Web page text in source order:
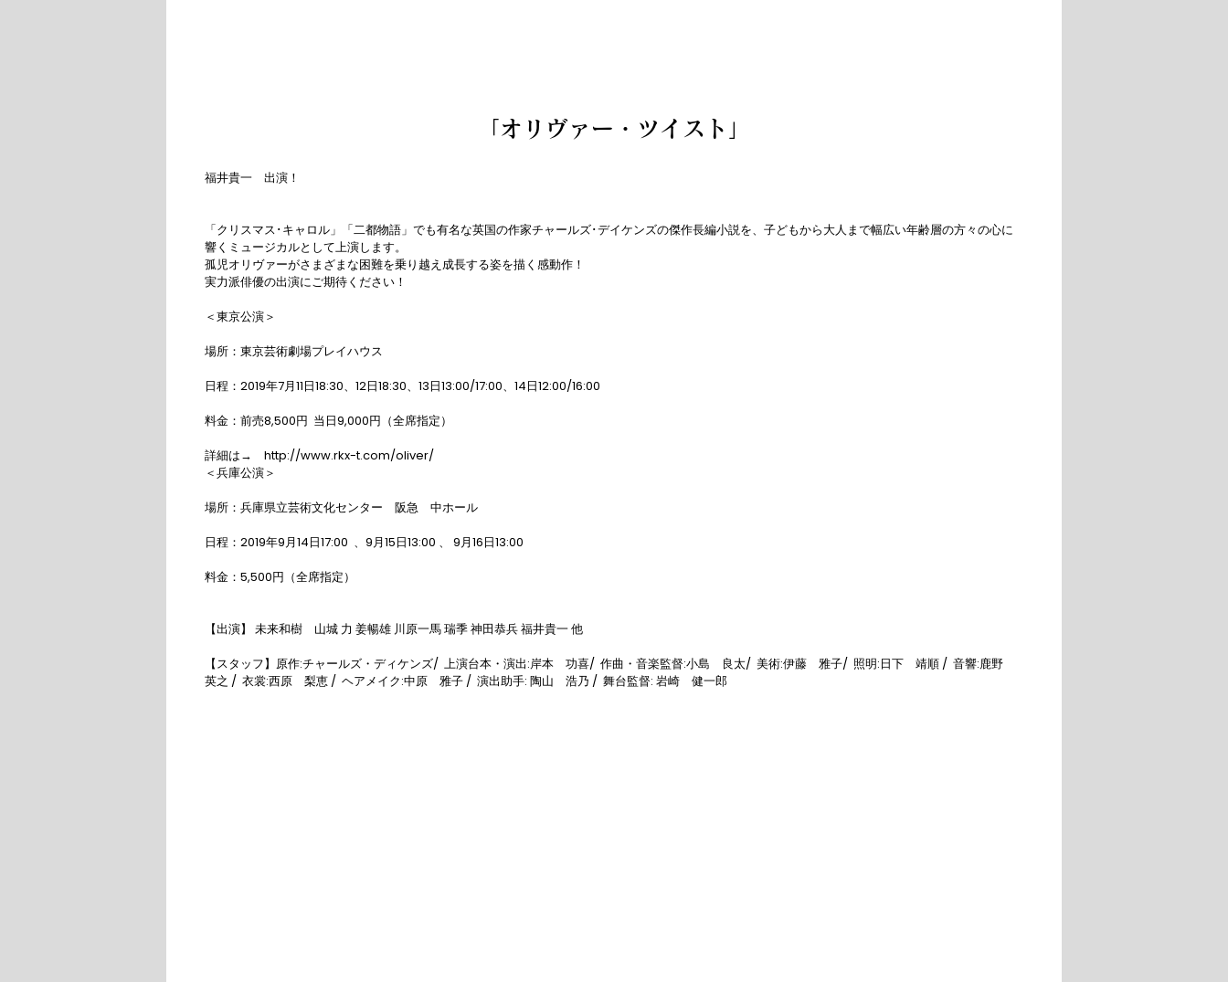
「オリヴァー・ツイスト」
福井貴一　出演！
「クリスマス･キャロル」「二都物語」でも有名な英国の作家チャールズ･デイケンズの傑作長編小説を、子どもから大人まで幅広い年齢層の方々の心に
響くミュージカルとして上演します。
孤児オリヴァーがさまざまな困難を乗り越え成長する姿を描く感動作！
実力派俳優の出演にご期待ください！
＜東京公演＞
場所：東京芸術劇場プレイハウス
日程：2019年7月11日18:30、12日18:30、13日13:00/17:00、14日12:00/16:00
料金：前売8,500円  当日9,000円（全席指定）
詳細は→　http://www.rkx-t.com/oliver/
＜兵庫公演＞
場所：兵庫県立芸術文化センター　阪急　中ホール
日程：2019年9月14日17:00  、9月15日13:00 、 9月16日13:00
料金：5,500円（全席指定）
【出演】 未来和樹　山城 力 姜暢雄 川原一馬 瑞季 神田恭兵 福井貴一 他
【スタッフ】原作:チャールズ・ディケンズ/  上演台本・演出:岸本　功喜/  作曲・音楽監督:小島　良太/  美術:伊藤　雅子/  照明:日下　靖順 /  音響:鹿野
英之 /  衣裳:西原　梨恵 /  ヘアメイク:中原　雅子 /  演出助手: 陶山　浩乃 /  舞台監督: 岩崎　健一郎